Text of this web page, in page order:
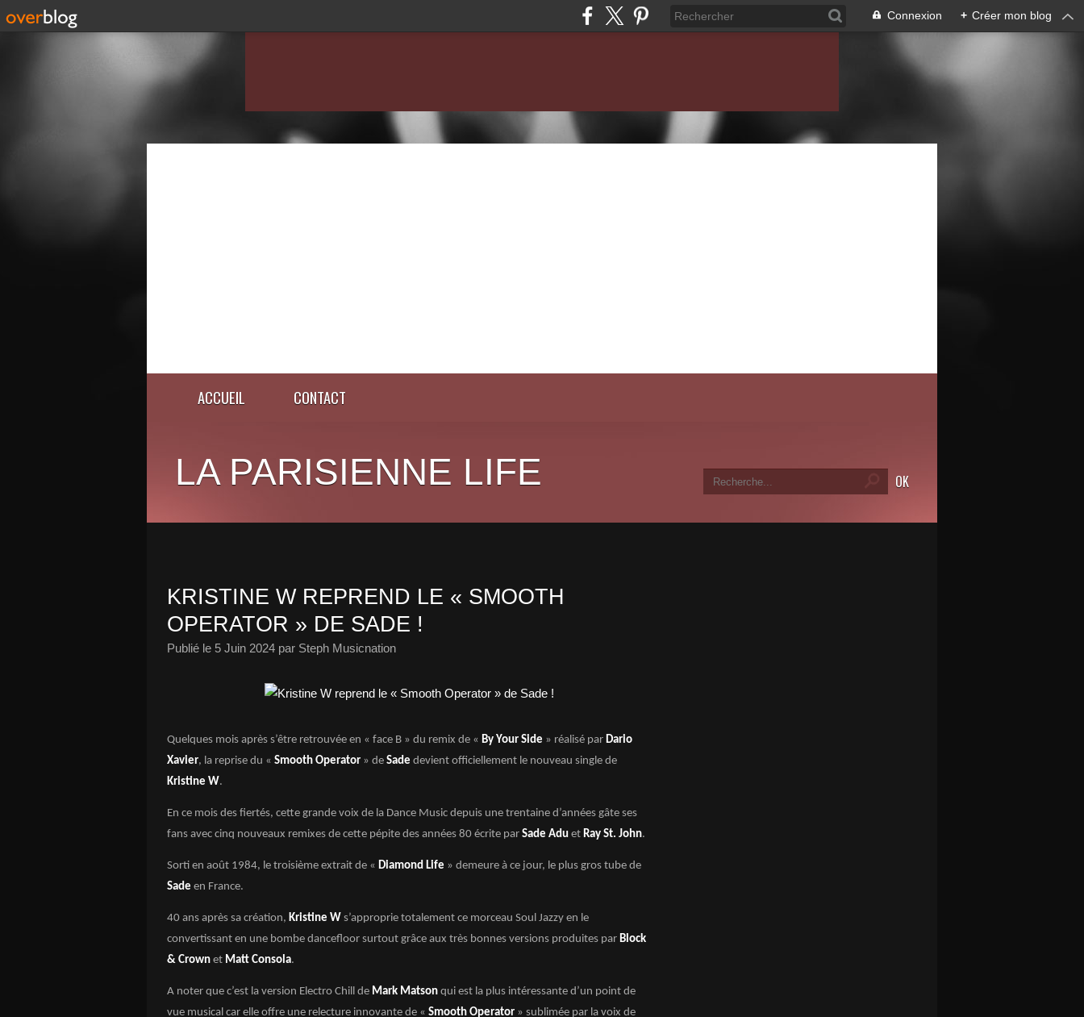
Connexion + Créer mon blog
ACCUEIL CONTACT
LA PARISIENNE LIFE
KRISTINE W REPREND LE « SMOOTH
OPERATOR » DE SADE !
Publié le 5 Juin 2024 par Steph Musicnation
Quelques mois après s’être retrouvée en « face B » du remix de « By Your Side » réalisé par Dario
Xavier, la reprise du « Smooth Operator » de Sade devient officiellement le nouveau single de
Kristine W.
En ce mois des fiertés, cette grande voix de la Dance Music depuis une trentaine d’années gâte ses
fans avec cinq nouveaux remixes de cette pépite des années 80 écrite par Sade Adu et Ray St. John.
Sorti en août 1984, le troisième extrait de « Diamond Life » demeure à ce jour, le plus gros tube de
Sade en France.
40 ans après sa création, Kristine W s’approprie totalement ce morceau Soul Jazzy en le
convertissant en une bombe dancefloor surtout grâce aux très bonnes versions produites par Block
& Crown et Matt Consola.
A noter que c’est la version Electro Chill de Mark Matson qui est la plus intéressante d’un point de
vue musical car elle offre une relecture innovante de « Smooth Operator » sublimée par la voix de